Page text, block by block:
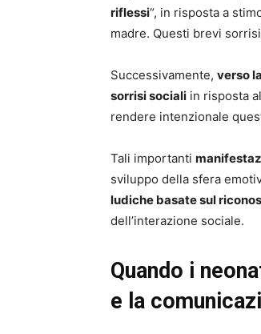
riflessi“, in risposta a
madre. Questi brevi
Successivamente, verso
sorrisi sociali in risposta
rendere intenzionale
Tali importanti
sviluppo della sfera
ludiche basate sul
dell’interazione sociale.
Quando i
e la